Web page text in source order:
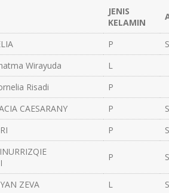
JENIS
KELAMIN
P
Wirayuda
L
Risadi
P
CAESARANY P
P
P
ZEVA L